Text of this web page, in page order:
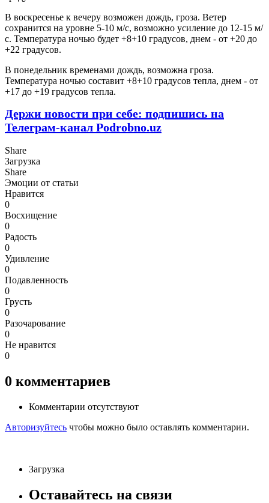
В воскресенье к вечеру возможен дождь, гроза. Ветер
сохранится на уровне 5-10 м/с, возможно усиление до 12-15 м/
с. Температура ночью будет +8+10 градусов, днем - от +20 до
+22 градусов.
В понедельник временами дождь, возможна гроза.
Температура ночью составит +8+10 градусов тепла, днем - от
+17 до +19 градусов тепла.
Держи новости при себе: подпишись на
Телеграм-канал Podrobno.uz
Share
Загрузка
Share
Эмоции от статьи
Нравится
0
Восхищение
0
Радость
0
Удивление
0
Подавленность
0
Грусть
0
Разочарование
0
Не нравится
0
0 комментариев
Комментарии отсутствуют
Авторизуйтесь чтобы можно было оставлять комментарии.
Загрузка
Оставайтесь на связи